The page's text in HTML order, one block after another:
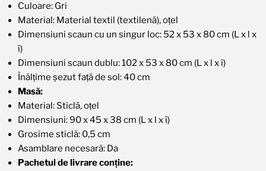
Culoare: Gri
Material: Material textil (textilenă), oțel
Dimensiuni scaun cu un singur loc: 52 x 53 x 80 cm (L x l x
î)
Dimensiuni scaun dublu: 102 x 53 x 80 cm (L x l x î)
Înălțime șezut față de sol: 40 cm
Masă:
Material: Sticlă, oțel
Dimensiuni: 90 x 45 x 38 cm (L x l x î)
Grosime sticlă: 0,5 cm
Asamblare necesară: Da
Pachetul de livrare conține: